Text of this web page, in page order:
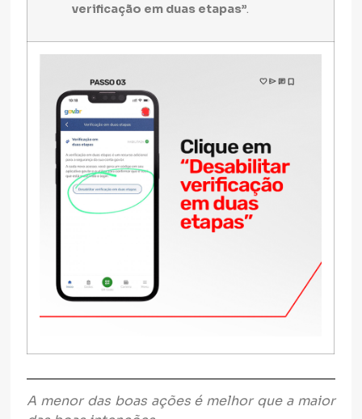
verificação em duas etapas”.
A menor das boas ações é melhor que a maior